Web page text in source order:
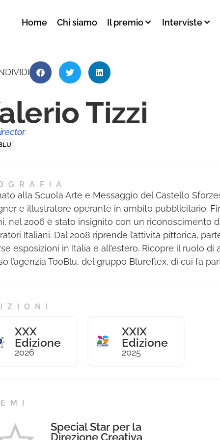
Home Chi siamo Il premio Interviste
Tizzi
alla Scuola Arte e Messaggio del Castello
e illustratore operante in ambito pubblicitario.
nel 2006 è stato insignito con un riconoscimento
Italiani. Dal 2008 riprende l’attività pittorica,
esposizioni in Italia e all’estero. Ricopre il ruolo di
l’agenzia TooBlu, del gruppo Blureflex, di cui fa
XXX
Edizione
2026
XXIX
Edizione
2025
Special Star per la
Direzione Creativa